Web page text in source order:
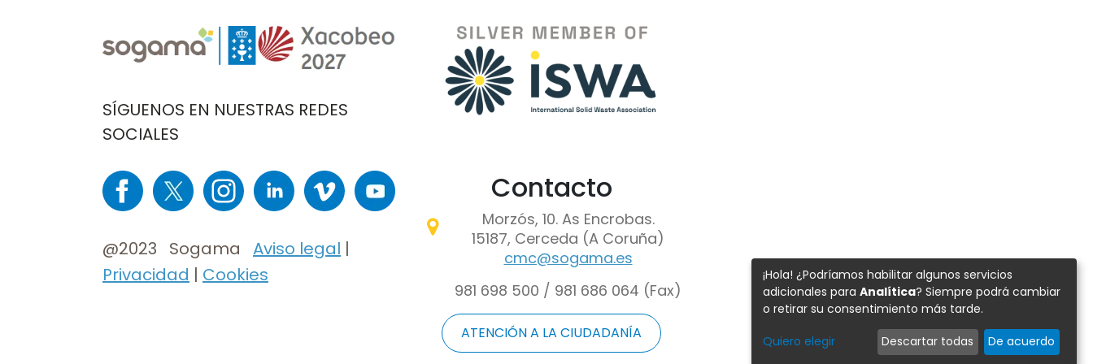
Imaxe
SÍGUENOS EN NUESTRAS REDES
SOCIALES
Imaxe Imaxe Imaxe Imaxe Imaxe Imaxe
@2023 Sogama Aviso legal |
Privacidad | Cookies
Contacto
Morzós, 10. As Encrobas.
15187, Cerceda (A Coruña)
cmc@sogama.es
981 698 500 / 981 686 064 (Fax)
ATENCIÓN A LA CIUDADANÍA
👋 Ola, son Sogama Bot, un asistente IA para solventar as túas consultas sobre residuos.
Antes de comezar, queres que falemos en galego? 😊 ¿Prefieres hacerlo en castellano? 😊
¡Hola! ¿Podríamos habilitar algunos servicios
adicionales para Analítica? Siempre podrá cambiar
o retirar su consentimiento más tarde.
Quiero elegir Descartar todas De acuerdo